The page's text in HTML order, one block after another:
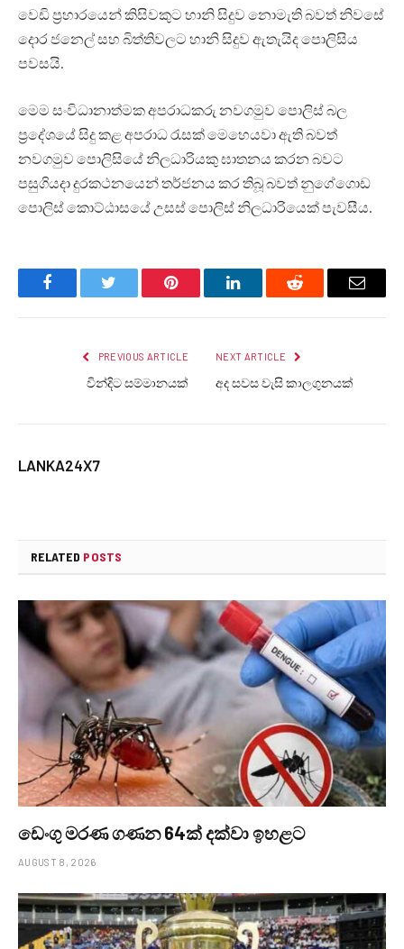
වෙඩි ප්‍රහාරයෙන් කිසිවකුට හානි සිදුව නොමැති බවත් නිවසේ
දොර ජනෙල් සහ බිත්තිවලට හානි සිදුව ඇතැයිද පොලිසිය
පවසයි.
මෙම සංවිධානාත්මක අපරාධකරු නවගමුව පොලිස් බල
ප්‍රදේශයේ සිදු කළ අපරාධ රැසක් මෙහෙයවා ඇති බවත්
නවගමුව පොලිසියේ නිලධාරියකු ඝාතනය කරන බවට
පසුගියදා දුරකථනයෙන් තර්ජනය කර තිබූ බවත් නුගේගොඩ
පොලිස් කොට්ඨාසයේ උසස් පොලිස් නිලධාරියෙක් පැවසීය.
FacebookTwitter Pinterest LinkedInReddit Email
PREVIOUS ARTICLE
වින්දිට සම්මානයක්
NEXT ARTICLE
අද සවස වැසි කාලගුනයක්
LANKA24X7
RELATED POSTS
ඩෙංගු මරණ ගණන 64ක් දක්වා ඉහළට
AUGUST 8, 2026